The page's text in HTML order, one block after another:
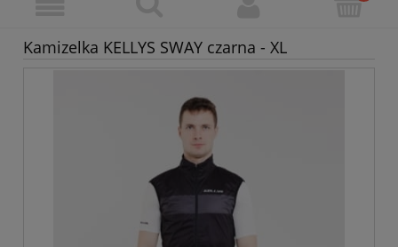
Kamizelka KELLYS SWAY czarna - XL